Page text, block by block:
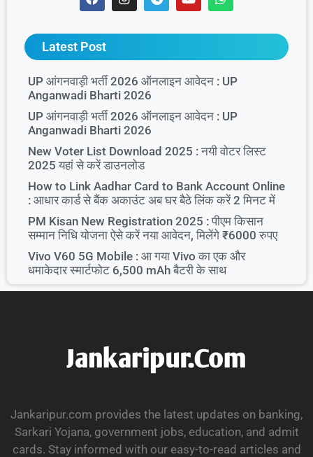
Latest Post
UP आंगनवाड़ी भर्ती 2026 ऑनलाइन आवेदन : UP
Anganwadi Bharti 2026
UP आंगनवाड़ी भर्ती 2026 ऑनलाइन आवेदन : UP
Anganwadi Bharti 2026
New Voter List Download 2025 : नयी वोटर लिस्ट
2025 यहां से करें डाउनलोड
How to Link Aadhar Card to Bank Account Online
: आधार कार्ड से बैंक अकाउंट अब घर बैठे लिंक करें 2 मिनट में
PM Kisan New Registration 2025 : पीएम किसान
सम्मान निधि योजना ऐसे करें नया आवेदन, मिलेंगे ₹6000 रुपए
Vivo V60 5G Mobile : आ गया Vivo का एक और
धमाकेदार स्मार्टफोट 6,500 mAh बैटरी के साथ
Jankaripur.com provides the latest updates on banking,
Sarkari Yojana, government jobs, education, and admit
cards. Stay informed with our easy-to-read articles and